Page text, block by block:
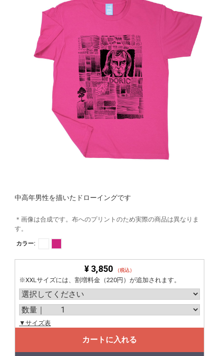
中高年男性を描いたドローイングです
＊画像は合成です。布へのプリントのため実際の商品は異なりま
す。
カラー:
¥ 3,850 （税込）
※XXLサイズには、割増料金（220円）が追加されます。
▼サイズ表
カートに入れる